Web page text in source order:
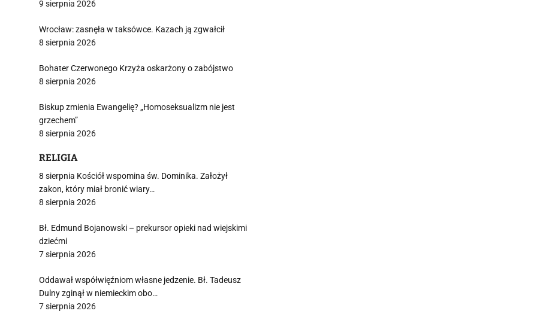
9 sierpnia 2026
Wrocław: zasnęła w taksówce. Kazach ją zgwałcił
8 sierpnia 2026
Bohater Czerwonego Krzyża oskarżony o zabójstwo
8 sierpnia 2026
Biskup zmienia Ewangelię? „Homoseksualizm nie jest
grzechem”
8 sierpnia 2026
RELIGIA
8 sierpnia Kościół wspomina św. Dominika. Założył
zakon, który miał bronić wiary…
8 sierpnia 2026
Bł. Edmund Bojanowski – prekursor opieki nad wiejskimi
dziećmi
7 sierpnia 2026
Oddawał współwięźniom własne jedzenie. Bł. Tadeusz
Dulny zginął w niemieckim obo…
7 sierpnia 2026